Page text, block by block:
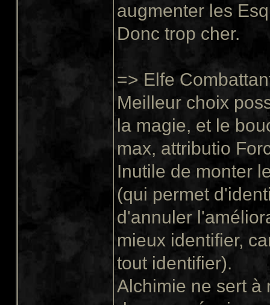
augmenter les
Donc trop cher.
=> Elfe
Meilleur choix
la magie, et le
max, attributio
Inutile de monter
(qui permet
d'annuler
mieux identifier,
tout identifier).
Alchimie ne sert à